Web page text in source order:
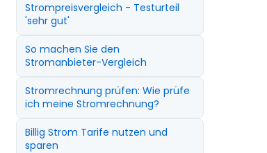
Strompreisvergleich - Testurteil
'sehr gut'
So machen Sie den
Stromanbieter-Vergleich
Stromrechnung prüfen: Wie prüfe
ich meine Stromrechnung?
Billig Strom Tarife nutzen und
sparen